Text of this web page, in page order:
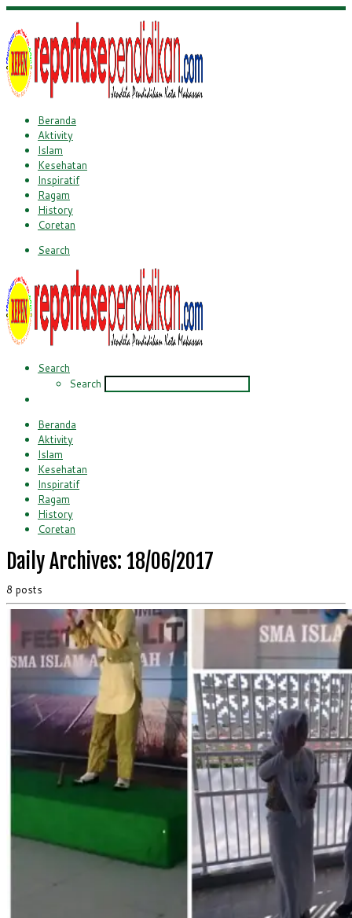
Beranda
Aktivity
Islam
Kesehatan
Inspiratif
Ragam
History
Coretan
Search
Search
Search
Beranda
Aktivity
Islam
Kesehatan
Inspiratif
Ragam
History
Coretan
Daily Archives: 18/06/2017
8 posts